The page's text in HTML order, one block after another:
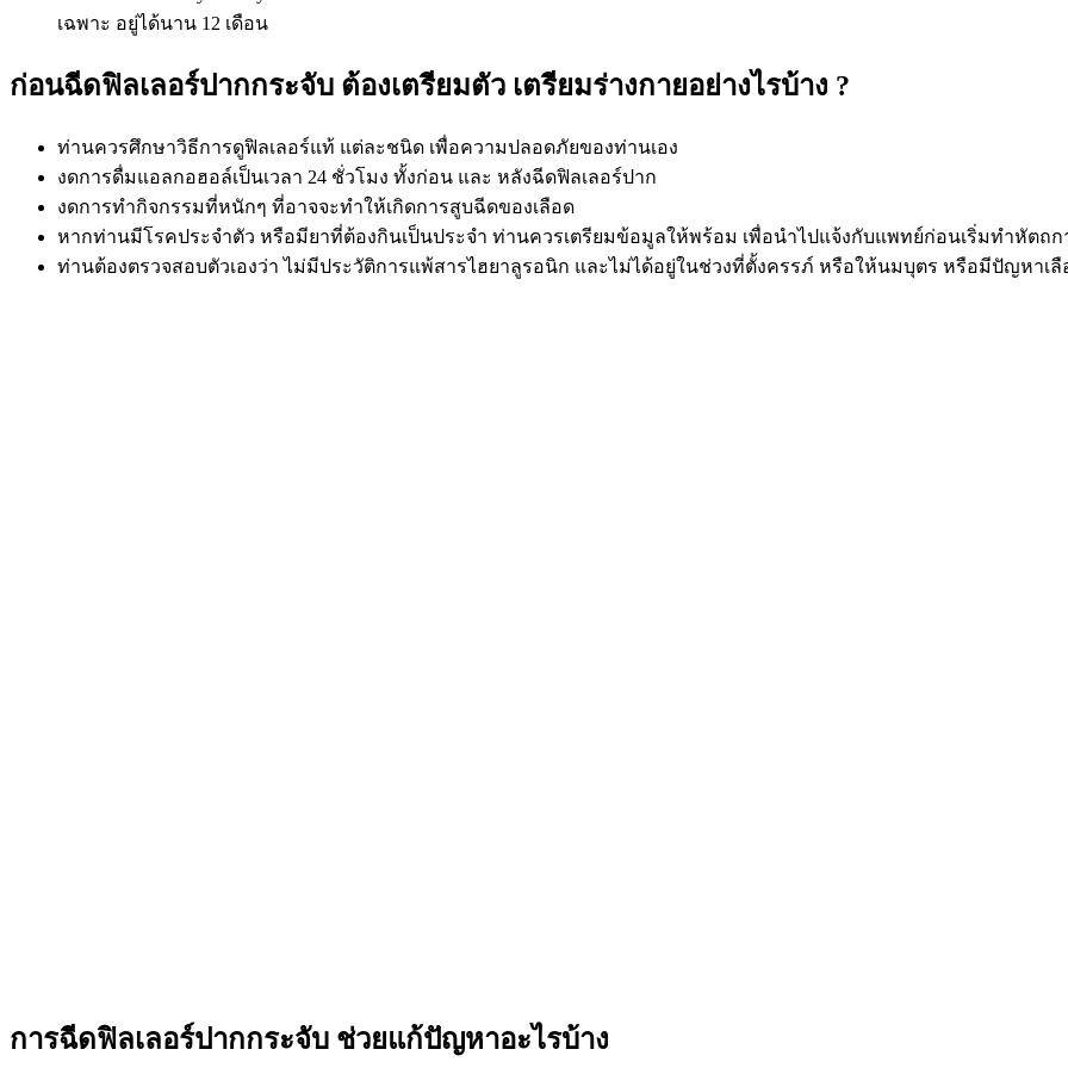
เฉพาะ อยู่ได้นาน 12 เดือน
ก่อนฉีดฟิลเลอร์ปากกระจับ ต้องเตรียมตัว เตรียมร่างกายอย่างไรบ้าง ?
ท่านควรศึกษาวิธีการดูฟิลเลอร์แท้ แต่ละชนิด เพื่อความปลอดภัยของท่านเอง
งดการดื่มแอลกอฮอล์เป็นเวลา 24 ชั่วโมง ทั้งก่อน และ หลังฉีดฟิลเลอร์ปาก
งดการทำกิจกรรมที่หนักๆ ที่อาจจะทำให้เกิดการสูบฉีดของเลือด
หากท่านมีโรคประจำตัว หรือมียาที่ต้องกินเป็นประจำ ท่านควรเตรียมข้อมูลให้พร้อม เพื่อนำไปแจ้งกับแพทย์ก่อนเริ่มทำหัตถก
ท่านต้องตรวจสอบตัวเองว่า ไม่มีประวัติการแพ้สารไฮยาลูรอนิก และไม่ได้อยู่ในช่วงที่ตั้งครรภ์ หรือให้นมบุตร หรือมีปัญหาเ
การฉีดฟิลเลอร์ปากกระจับ ช่วยแก้ปัญหาอะไรบ้าง